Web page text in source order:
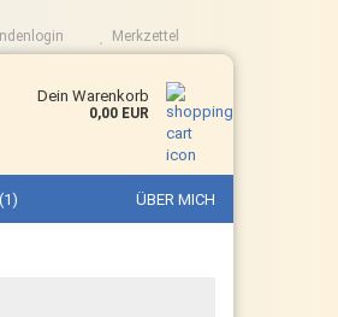
Merkzettel
Dein Warenkorb
0,00 EUR
ÜBER MICH